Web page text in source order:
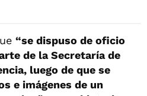
“se dispuso de oficio
de la Secretaría de
luego de que se
e imágenes de un